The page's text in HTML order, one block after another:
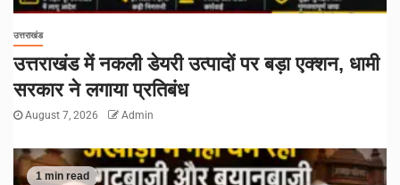
उत्तराखंड
उत्तराखंड में नकली डेयरी उत्पादों पर बड़ा एक्शन, धामी
सरकार ने लगाया प्रतिबंध
August 7, 2026 Admin
1 min read